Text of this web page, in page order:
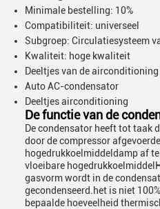
Minimale bestelling: 10%
Compatibiliteit: universeel
Subgroep: Circulatiesysteem
Kwaliteit: hoge kwaliteit
Deeltjes van de airconditioning
Auto AC-condensator
Deeltjes airconditioning
De functie van de
De condensator heeft tot taak
door de compressor
hogedrukkoelmiddeldamp af
vloeibare
gasvorm wordt in de
gecondenseerd.het is niet
bepaalde hoeveelheid